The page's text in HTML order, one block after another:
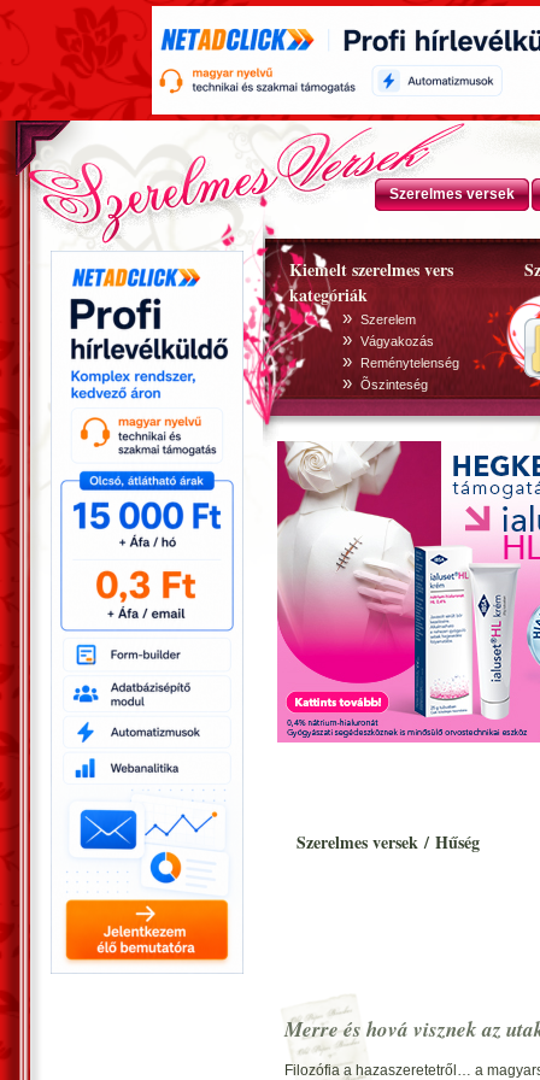
Szerelmes versek
Kiemelt szerelmes vers
kategóriák
» Szerelem
» Vágyakozás
» Reménytelenség
» Õszinteség
Szerelmes versek / Hűség
Merre és hová visznek az
Filozófia a hazaszeretetről… a